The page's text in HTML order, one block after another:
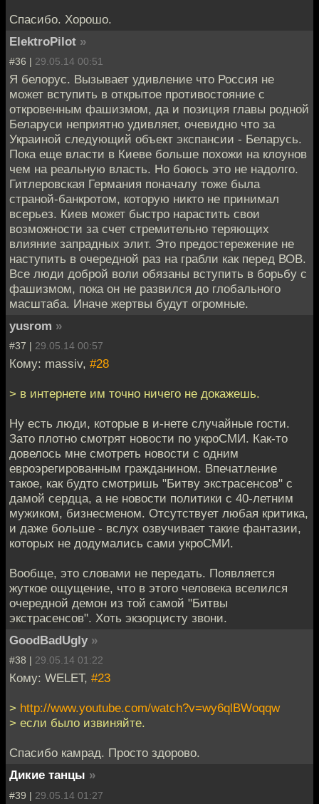
Спасибо. Хорошо.
ElektroPilot »
#36 | 29.05.14 00:51
Я белорус. Вызывает удивление что Россия не
может вступить в открытое противостояние с
откровенным фашизмом, да и позиция главы родной
Беларуси неприятно удивляет, очевидно что за
Украиной следующий объект экспансии - Беларусь.
Пока еще власти в Киеве больше похожи на клоунов
чем на реальную власть. Но боюсь это не надолго.
Гитлеровская Германия поначалу тоже была
страной-банкротом, которую никто не принимал
всерьез. Киев может быстро нарастить свои
возможности за счет стремительно теряющих
влияние запрадных элит. Это предостережение не
наступить в очередной раз на грабли как перед ВОВ.
Все люди доброй воли обязаны вступить в борьбу с
фашизмом, пока он не развился до глобального
масштаба. Иначе жертвы будут огромные.
yusrom »
#37 | 29.05.14 00:57
Кому: massiv, #28
> в интернете им точно ничего не докажешь.
Ну есть люди, которые в и-нете случайные гости.
Зато плотно смотрят новости по укроСМИ. Как-то
довелось мне смотреть новости с одним
евроэрегированным гражданином. Впечатление
такое, как будто смотришь "Битву экстрасенсов" с
дамой сердца, а не новости политики с 40-летним
мужиком, бизнесменом. Отсутствует любая критика,
и даже больше - вслух озвучивает такие фантазии,
которых не додумались сами укроСМИ.
Вообще, это словами не передать. Появляется
жуткое ощущение, что в этого человека вселился
очередной демон из той самой "Битвы
экстрасенсов". Хоть экзорцисту звони.
GoodBadUgly »
#38 | 29.05.14 01:22
Кому: WELET, #23
> http://www.youtube.com/watch?v=wy6qlBWoqqw
> если было извиняйте.
Спасибо камрад. Просто здорово.
Дикие танцы »
#39 | 29.05.14 01:27